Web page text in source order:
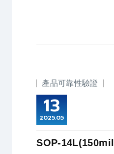
產品可靠性驗證
1305
2025
SOP-